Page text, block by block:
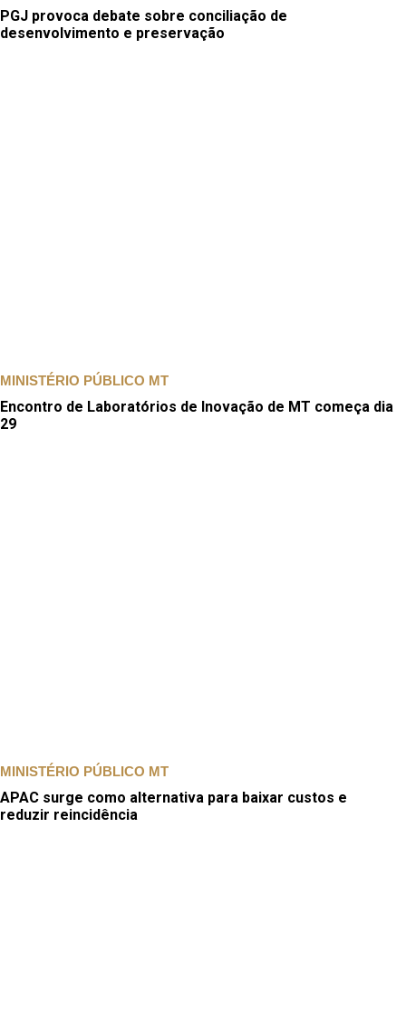
PGJ provoca debate sobre conciliação de
desenvolvimento e preservação
MINISTÉRIO PÚBLICO MT
Encontro de Laboratórios de Inovação de MT começa dia
29
MINISTÉRIO PÚBLICO MT
APAC surge como alternativa para baixar custos e
reduzir reincidência